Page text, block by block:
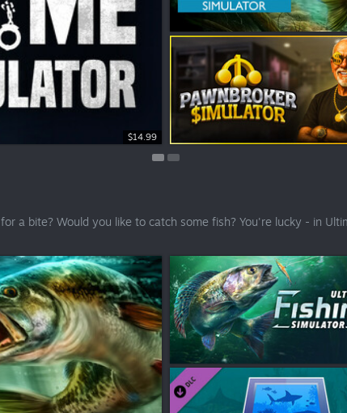
$14.99
$19.99
for a bite? Would you like to catch some fish? You're lucky - in